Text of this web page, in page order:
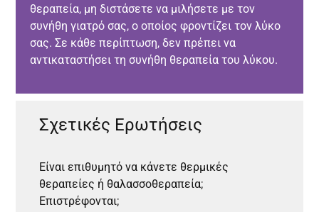
θεραπεία, μη διστάσετε να μιλήσετε με τον
συνήθη γιατρό σας, ο οποίος φροντίζει τον λύκο
σας. Σε κάθε περίπτωση, δεν πρέπει να
αντικαταστήσει τη συνήθη θεραπεία του λύκου.
Σχετικές Ερωτήσεις
Είναι επιθυμητό να κάνετε θερμικές
θεραπείες ή θαλασσοθεραπεία;
Επιστρέφονται;